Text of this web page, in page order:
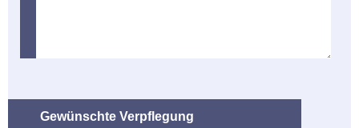
Gewünschte Verpflegung